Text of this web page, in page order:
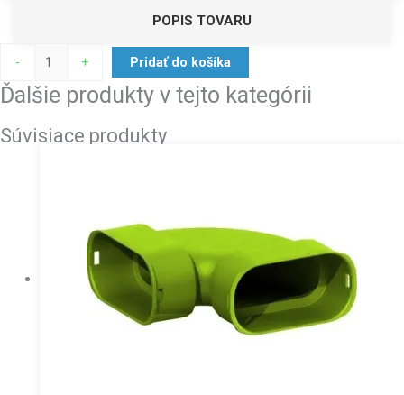
POPIS TOVARU
- + Pridať do košíka
Ďalšie produkty v tejto kategórii
Súvisiace produkty